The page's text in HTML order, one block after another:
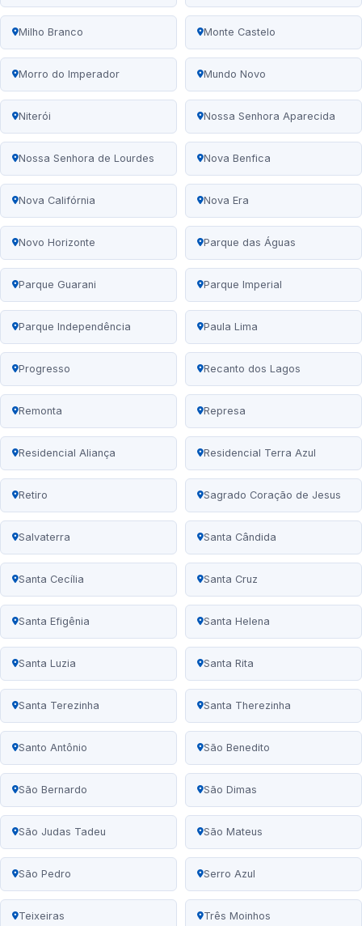
Milho Branco Monte Castelo
Morro do Imperador Mundo Novo
Niterói Nossa Senhora Aparecida
Nossa Senhora de Lourdes Nova Benfica
Nova Califórnia Nova Era
Novo Horizonte Parque das Águas
Parque Guarani Parque Imperial
Parque Independência Paula Lima
Progresso Recanto dos Lagos
Remonta Represa
Residencial Aliança Residencial Terra Azul
Retiro Sagrado Coração de Jesus
Salvaterra Santa Cândida
Santa Cecília Santa Cruz
Santa Efigênia Santa Helena
Santa Luzia Santa Rita
Santa Terezinha Santa Therezinha
Santo Antônio São Benedito
São Bernardo São Dimas
São Judas Tadeu São Mateus
São Pedro Serro Azul
Teixeiras Três Moinhos